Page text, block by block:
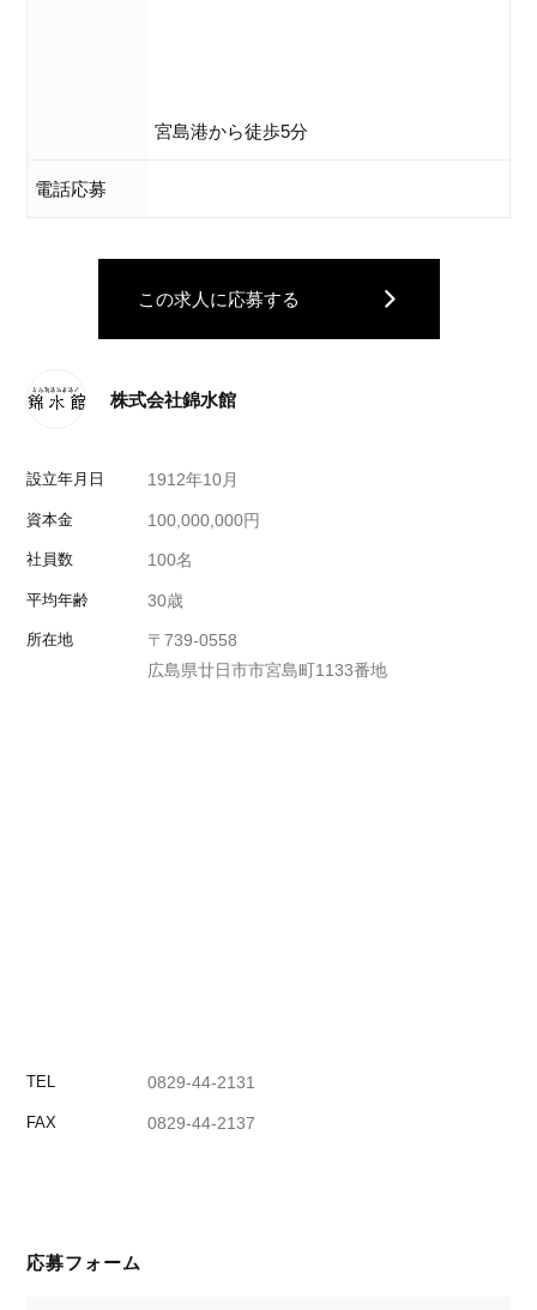
宮島港から徒歩5分
電話応募
この求人に応募する
株式会社錦水館
設立年月日 1912年10月
資本金 100,000,000円
社員数 100名
平均年齢 30歳
所在地
〒739-0558
広島県廿日市市宮島町1133番地
TEL 0829-44-2131
FAX 0829-44-2137
応募フォーム